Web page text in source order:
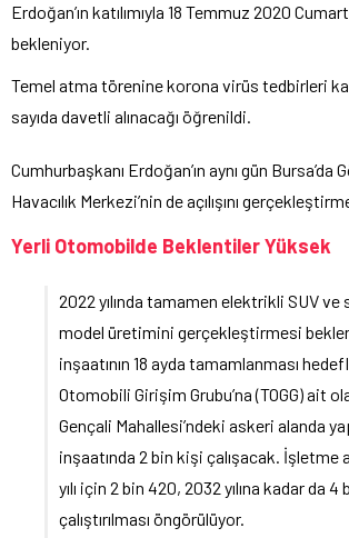
Erdoğan’ın katılımıyla 18 Temmuz 2020
bekleniyor.
Temel atma törenine korona virüs tedbirleri
sayıda davetli alınacağı öğrenildi.
Cumhurbaşkanı Erdoğan’ın aynı gün Bursa’da
Havacılık Merkezi’nin de açılışını
Yerli Otomobilde Beklentiler Yüksek
2022 yılında tamamen elektrikli SUV ve
model üretimini gerçekleştirmesi
inşaatının 18 ayda tamamlanması
Otomobili Girişim Grubu’na (TOGG) ait
Gençali Mahallesi’ndeki askeri alanda
inşaatında 2 bin kişi çalışacak. İşletme
yılı için 2 bin 420, 2032 yılına kadar da
çalıştırılması öngörülüyor.